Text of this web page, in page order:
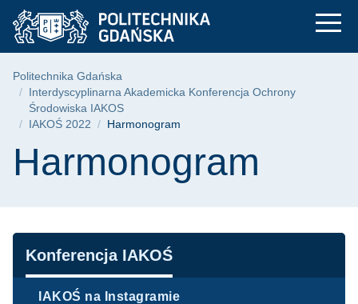
Przejdź
do
menu
Przejdź
do
wyszukiwarki
Przejdź
do
treści
Harmonogram -
Ścieżka nawigacyjna
Politechnika Gdańska
Interdyscyplinarna Akademicka Konferencja Ochrony
Środowiska IAKOS
IAKOŚ 2022
Harmonogram
Treść strony
Harmonogram
Nawigacja
Konferencja IAKOŚ
IAKOŚ na Instagramie